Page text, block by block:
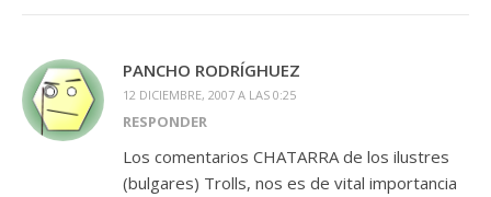
PANCHO RODRÍGHUEZ
12 DICIEMBRE, 2007 A LAS 0:25
RESPONDER
Los comentarios CHATARRA de los ilustres
(bulgares) Trolls, nos es de vital importancia